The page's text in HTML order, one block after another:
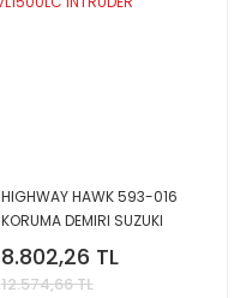
HIGHWAY HAWK 593-016
KORUMA DEMIRI SUZUKI
VL1500LC INTRUDER
8.802,26 TL
12.574,66 TL